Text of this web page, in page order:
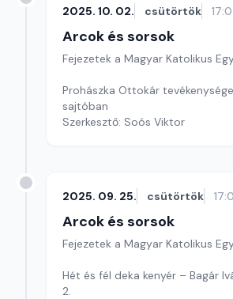
2025. 10. 02. csütörtök
Arcok és sorsok
Fejezetek a Magyar Katolikus
Prohászka Ottokár
sajtóban
Szerkesztő: Soós Viktor
2025. 09. 25. csütörtök
Arcok és sorsok
Fejezetek a Magyar Katolikus
Hét és fél deka kenyér – Bagár
2.